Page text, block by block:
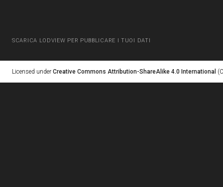
SCARICA LODVIEW PER PUBBLICARE I TUOI DATI
Licensed under Creative Commons Attribution-ShareAlike 4.0 International